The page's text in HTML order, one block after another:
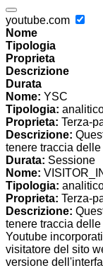
youtube.com
Nome
Tipologia
Proprieta
Descrizione
Durata
Nome: YSC
Tipologia:
Proprieta: Terza-
Descrizione:
tenere traccia
Durata: Sessione
Nome:
Tipologia:
Proprieta: Terza-
Descrizione:
tenere traccia
Youtube
visitatore del sito
versione